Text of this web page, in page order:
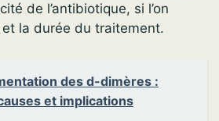
de l’antibiotique, si l’on
la durée du traitement.
des d-dimères :
et implications